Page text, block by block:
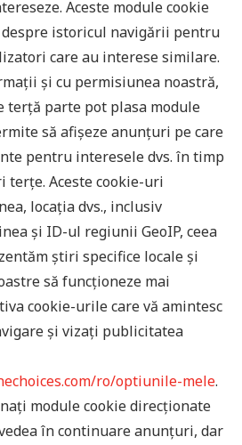
Aceste module cookie
istoricul navigării pentru
care au interese similare.
și cu permisiunea noastră,
terță parte pot plasa module
să afișeze anunțuri pe care
pentru interesele dvs. în timp
terțe. Aceste cookie-uri
locația dvs., inclusiv
și ID-ul regiunii GeoIP, ceea
știri specifice locale și
să funcționeze mai
cookie-urile care vă amintesc
și vizați publicitatea
ro/optiunile-mele.
module cookie direcționate
în continuare anunțuri, dar